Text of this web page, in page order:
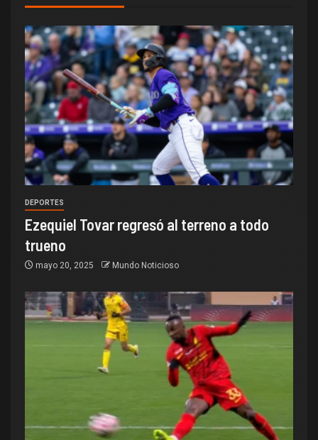
DEPORTES
Ezequiel Tovar regresó al terreno a todo
trueno
mayo 20, 2025 Mundo Noticioso